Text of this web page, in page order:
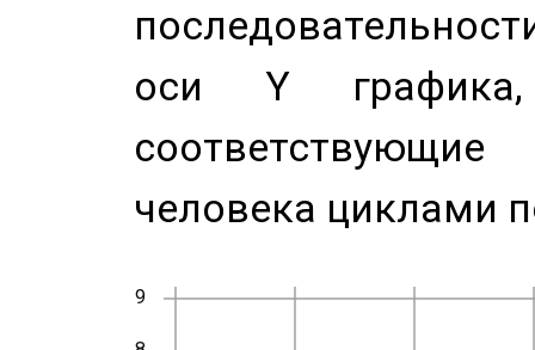
оси Y
человека циклами